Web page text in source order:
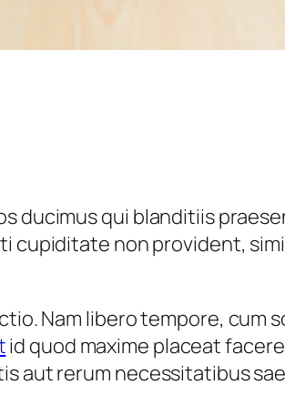
ducimus qui blanditiis
cupiditate non provident,
Nam libero tempore, cum
id quod maxime placeat
aut rerum necessitatibus